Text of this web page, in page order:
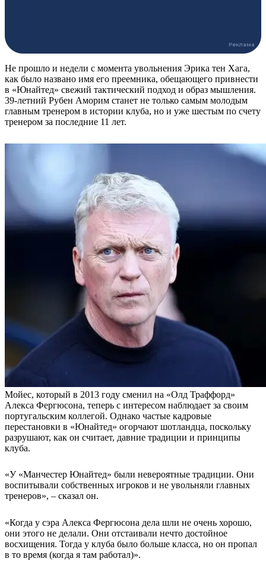
Не прошло и недели с момента увольнения Эрика тен Хага,
как было названо имя его преемника, обещающего привнести
в «Юнайтед» свежий тактический подход и образ мышления.
39-летний Рубен Аморим станет не только самым молодым
главным тренером в истории клуба, но и уже шестым по счету
тренером за последние 11 лет.
Мойес, который в 2013 году сменил на «Олд Траффорд»
Алекса Фергюсона, теперь с интересом наблюдает за своим
португальским коллегой. Однако частые кадровые
перестановки в «Юнайтед» огорчают шотландца, поскольку
разрушают, как он считает, давние традиции и принципы
клуба.
«У «Манчестер Юнайтед» были невероятные традиции. Они
воспитывали собственных игроков и не увольняли главных
тренеров», – сказал он.
«Когда у сэра Алекса Фергюсона дела шли не очень хорошо,
они этого не делали. Они отстаивали нечто достойное
восхищения. Тогда у клуба было больше класса, но он пропал
в то время (когда я там работал)».